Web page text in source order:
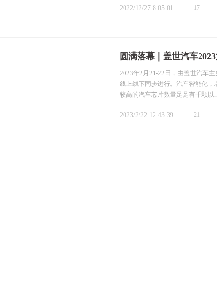
2022/12/27 8:05:01 17
圆满落幕｜盖世汽车
2023年2月21-22日，由盖世汽车
线上线下同步进行。汽车智能化
较高的汽车芯片数量足足有千颗以
2023/2/22 12:43:39 21